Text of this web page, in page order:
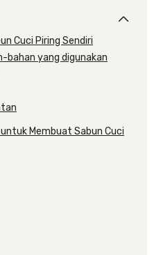
Cuci Piring Sendiri
bahan yang digunakan
Membuat Sabun Cuci